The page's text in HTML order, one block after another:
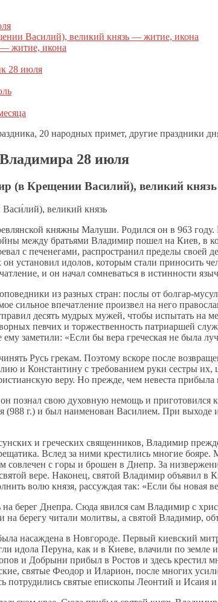
Василий), великий князь — житие, икона
житие, икона
28 июля
28 июля
(в Крещении Василий), великий
княж­ны Ма­лу­ши. Ро­дил­ся он в 963
меж­ду бра­тья­ми Вла­ди­мир по­шел на Ки­ев,
с пе­че­не­га­ми, рас­про­стра­нил пре­де­лы
уста­но­вил идо­лов, ко­то­рым ста­ли при­но­сить
и он на­чал со­мне­вать­ся в ис­тин­но­сти
из раз­ных стран: по­слы от бол­гар-
силь­ное впе­чат­ле­ние про­из­вел на него
де­сять муд­рых му­жей, чтобы ис­пы­тать на
пев­чих и тор­же­ствен­ность пат­ри­ар­шей
за­ме­ти­ли: «Ес­ли бы ве­ра гре­че­ская не бы­ла
Русь гре­кам. По­это­му вско­ре по­сле
и Кон­стан­ти­ну с тре­бо­ва­ни­ем ру­ки сест­ры
ве­ру. Но преж­де, чем неве­ста
по­знал свою ду­хов­ную немощь и
г.) и был на­име­но­ван Ва­си­ли­ем. При
и гре­че­ских свя­щен­ни­ков, Вла­ди­мир
Вслед за ни­ми кре­сти­лись мно­гие
со­вле­чен с го­ры и бро­шен в Днепр. За
ве­ре. На­ко­нец, свя­той Вла­ди­мир объ­явил
во­лю кня­зя, рас­суж­дая так: «Ес­ли бы но­вая
бе­рег Дне­пра. Сю­да явил­ся сам Вла­ди­мир с
бе­ре­гу чи­та­ли мо­лит­вы, а свя­той Вла­ди­мир,
бы­ла на­саж­де­на в Нов­го­ро­де. Пер­вый ки­ев­ский
идо­ла Пе­ру­на, как и в Ки­е­ве, вла­чи­ли по
и Доб­ры­ни при­был в Ро­стов и здесь кре­стил
свя­тые Фе­о­дор и Ила­ри­он, по­сле мно­гих
по­тру­ди­лись свя­тые епи­ско­пы Леон­тий и